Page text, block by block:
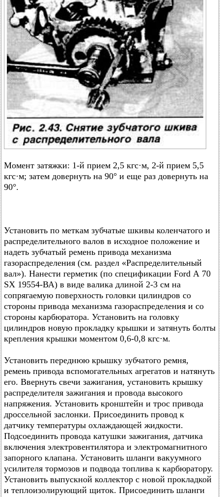
Момент затяжки: 1-й прием 2,5 кгс·м, 2-й прием 5,5
кгс·м; затем довернуть на 90° и еще раз довернуть на
90°.
Установить по меткам зубчатые шкивы коленчатого и
распределительного валов в исходное положение и
надеть зубчатый ремень привода механизма
газораспределения (см. раздел «Распределительный
вал»). Нанести герметик (по спецификации Ford А 70
SX 19554-ВА) в виде валика длиной 2-3 см на
сопрягаемую поверхность головки цилиндров со
стороны привода механизма газораспределения и со
стороны карбюратора. Установить на головку
цилиндров новую прокладку крышки и затянуть болты
крепления крышки моментом 0,6-0,8 кгс·м.
Установить переднюю крышку зубчатого ремня,
ремень привода вспомогательных агрегатов и натянуть
его. Ввернуть свечи зажигания, установить крышку
распределителя зажигания и провода высокого
напряжения. Установить кронштейн и трос привода
дроссельной заслонки. Присоединить провод к
датчику температуры охлаждающей жидкости.
Подсоединить провода катушки зажигания, датчика
включения электровентилятора и электромагнитного
запорного клапана. Установить шланги вакуумного
усилителя тормозов и подвода топлива к карбюратору.
Установить выпускной коллектор с новой прокладкой
и теплоизолирующий щиток. Присоединить шланги